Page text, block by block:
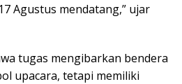
Agustus mendatang,” ujar
tugas mengibarkan bendera
upacara, tetapi memiliki